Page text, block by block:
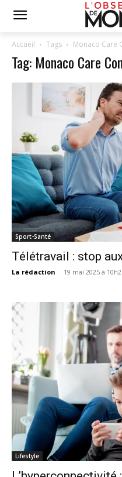
Accueil Tags Monaco Care
Tag: Monaco Care
Sport-Santé
Télétravail : stop
La rédaction - 19 mai 2025 à
Lifestyle